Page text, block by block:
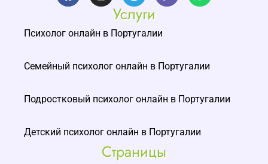
Услуги
Психолог онлайн в Португалии
Семейный психолог онлайн в Португалии
Подростковый психолог онлайн в Португалии
Детский психолог онлайн в Португалии
Страницы